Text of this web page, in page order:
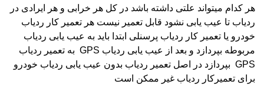
هر کدام میتواند علتی داشته باشد در کل هر خرابی و هر ایرادی در
ردیاب تا عیب یابی نشود قابل تعمیر نیست هر تعمیر کار ردیاب
خودرو یا تعمیر کار ردیاب پرسنلی ابتدا باید به عیب یابی ردیاب
مربوطه بپردازد و بعد از عیب یابی ردیاب GPS به تعمیر ردیاب
GPS بپردازد در اصل تعمیر ردیاب بدون عیب یابی ردیاب خودرو
برای تعمیرکار ردیاب غیر ممکن است